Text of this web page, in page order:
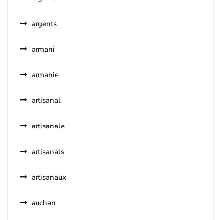
argents
armani
armanie
artisanal
artisanale
artisanals
artisanaux
auchan